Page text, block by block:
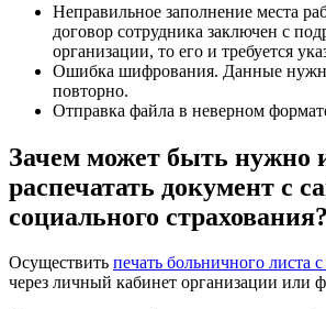
Неправильное заполнение места
договор сотрудника заключен с
организации, то его и требуется
Ошибка шифрования. Данные
повторно.
Отправка файла в неверном
Зачем может быть нужно
распечатать документ с
социального страхования?
Осуществить печать больничного листа
через личный кабинет организации или